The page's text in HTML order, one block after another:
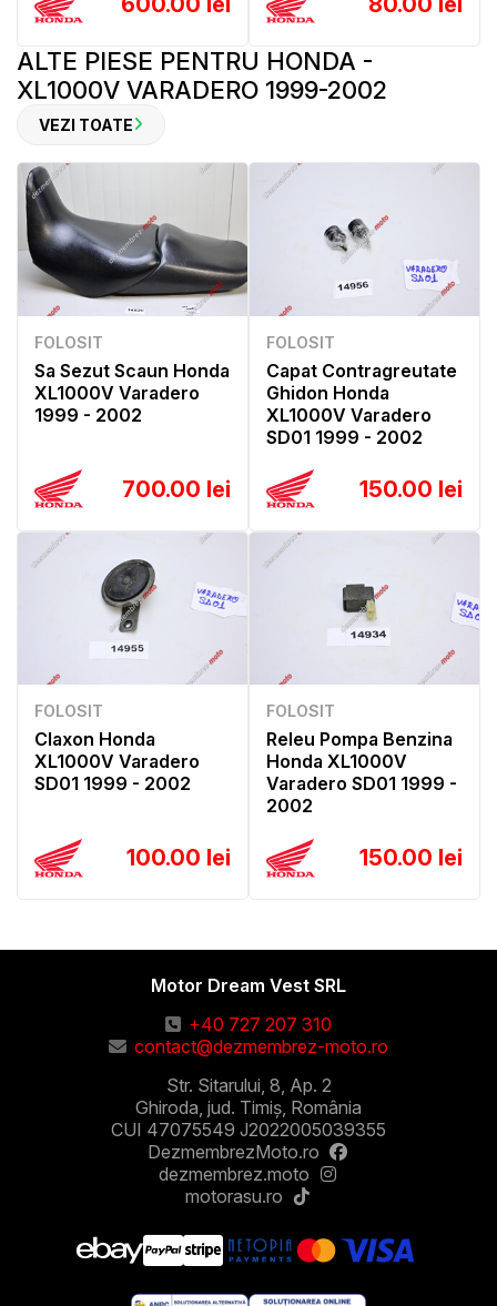
ALTE PIESE PENTRU HONDA -
XL1000V VARADERO 1999-2002
VEZI TOATE
FOLOSIT
Sa Sezut Scaun Honda
XL1000V Varadero
1999 - 2002
700.00 lei
FOLOSIT
Capat Contragreutate
Ghidon Honda
XL1000V Varadero
SD01 1999 - 2002
150.00 lei
FOLOSIT
Claxon Honda
XL1000V Varadero
SD01 1999 - 2002
100.00 lei
FOLOSIT
Releu Pompa Benzina
Honda XL1000V
Varadero SD01 1999 -
2002
150.00 lei
Motor Dream Vest SRL
+40 727 207 310
contact@dezmembrez-moto.ro
Str. Sitarului, 8, Ap. 2
Ghiroda, jud. Timiș, România
CUI 47075549 J2022005039355
DezmembrezMoto.ro
dezmembrez.moto
motorasu.ro